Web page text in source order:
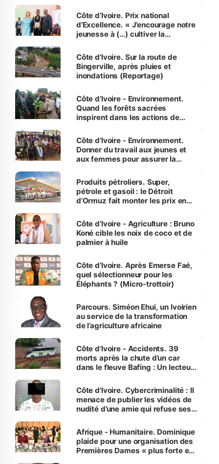
Côte d’Ivoire. Prix national
d’Excellence. « J’encourage notre
jeunesse à (…) cultiver la
(Alassane Ouattara
Côte d'Ivoire. Sur la route de
Bingerville, après pluies et
inondations (Reportage)
Côte d’Ivoire - Environnement.
Quand les forêts sacrées
inspirent dans les actions de
Côte d’Ivoire - Environnement.
Donner du travail aux jeunes et
aux femmes pour assurer la
menacées
Produits pétroliers. Super,
pétrole et gasoil : le Détroit
d’Ormuz fait monter les prix en
Côte d’Ivoire - Agriculture : Bruno
Koné cible les noix de coco et de
palmier à huile
Côte d’Ivoire. Après Emerse Faé,
quel sélectionneur pour les
Éléphants ? (Micro-trottoir)
Parcours. Siméon Ehui, un Ivoirien
au service de la transformation
de l’agriculture africaine
Côte d’Ivoire - Accidents. 39
morts après la chute d’un car
dans le fleuve Bafing : Un lecteur
des Transports
Côte d'Ivoire. Cybercriminalité : Il
menace de publier les vidéos de
nudité d’une amie qui refuse ses
Afrique - Humanitaire. Dominique
plaide pour une organisation des
Premières Dames « plus forte et